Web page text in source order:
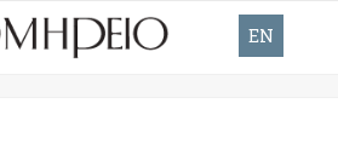
EN